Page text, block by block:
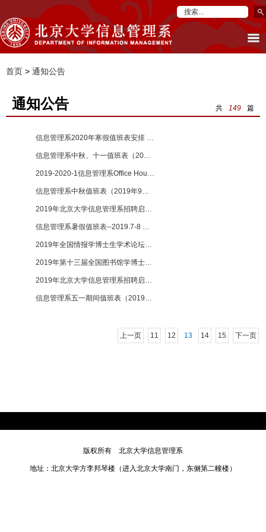
首页 > 通知公告
通知公告 共 149 篇
信息管理系2020年寒假值班表安排 【2019-12-31】
信息管理系中秋、十一值班表（2019年9、10月） 【2019-09-24】
2019-2020-1信息管理系Office Hour师生交流时间 【2019-09-17】
信息管理系中秋值班表（2019年9月） 【2019-09-13】
2019年北京大学信息管理系招聘启事 【2019-08-27】
信息管理系暑假值班表--2019.7-8 【2019-07-05】
2019年全国情报学博士生学术论坛征文通知 【2019-06-18】
2019年第十三届全国图书馆学博士生学术论坛征文通知 【2019-06-04】
2019年北京大学信息管理系招聘启事 【2019-05-09】
信息管理系五一期间值班表（2019年4月28—5月5日） 【2019-04-25】
上一页 11 12 13 14 15 下一页
版权所有 北京大学信息管理系
地址：北京大学方李邦琴楼（进入北京大学南门，东侧第二幢楼）